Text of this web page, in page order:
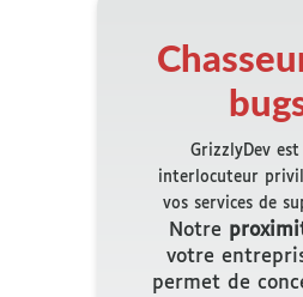
GrizzlyDev
interlocuteur
vos services de
Notre
votre
permet de